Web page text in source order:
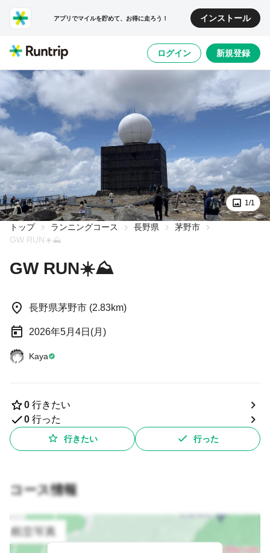
アプリでマイルを貯めて、お得に走ろう！ インストール
ログイン 新規登録
1/1
トップ ランニングコース 長野県
茅野市
GW RUN☀️⛰️
GW RUN☀️⛰️
長野県茅野市 (2.83km)
2026年5月4日(月)
Kaya
0 行きたい
0 行った
行きたい 行った
コース情報